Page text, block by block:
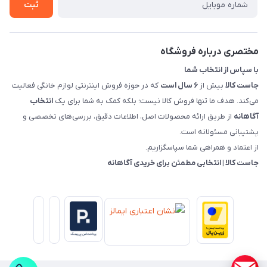
ثبت
مختصری درباره فروشگاه
با سپاس از انتخاب شما
جاست کالا بیش از ۶ سال است
که در حوزه فروش اینترنتی لوازم خانگی فعالیت
می‌کند. هدف ما تنها فروش کالا نیست؛ بلکه کمک به شما برای یک انتخاب
آگاهانه از طریق ارائه محصولات اصل، اطلاعات دقیق، بررسی‌های تخصصی و
پشتیبانی مسئولانه است.
از اعتماد و همراهی شما سپاسگزاریم.
جاست کالا | انتخابی مطمئن برای خریدی آگاهانه